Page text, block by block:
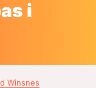
i
Winsnes